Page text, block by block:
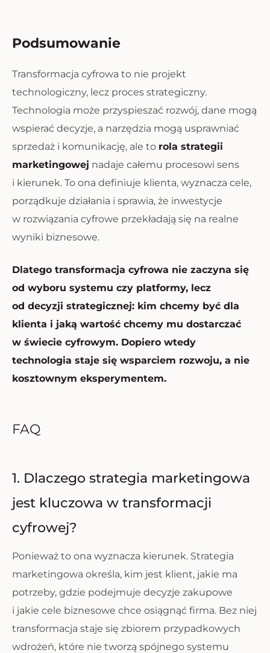
Podsumowanie
Transformacja cyfrowa to nie projekt
technologiczny, lecz proces strategiczny.
Technologia może przyspieszać rozwój, dane mogą
wspierać decyzje, a narzędzia mogą usprawniać
sprzedaż i komunikację, ale to rola strategii
marketingowej nadaje całemu procesowi sens
i kierunek. To ona definiuje klienta, wyznacza cele,
porządkuje działania i sprawia, że inwestycje
w rozwiązania cyfrowe przekładają się na realne
wyniki biznesowe.
Dlatego transformacja cyfrowa nie zaczyna się
od wyboru systemu czy platformy, lecz
od decyzji strategicznej: kim chcemy być dla
klienta i jaką wartość chcemy mu dostarczać
w świecie cyfrowym. Dopiero wtedy
technologia staje się wsparciem rozwoju, a nie
kosztownym eksperymentem.
FAQ
1. Dlaczego strategia marketingowa
jest kluczowa w transformacji
cyfrowej?
Ponieważ to ona wyznacza kierunek. Strategia
marketingowa określa, kim jest klient, jakie ma
potrzeby, gdzie podejmuje decyzje zakupowe
i jakie cele biznesowe chce osiągnąć firma. Bez niej
transformacja staje się zbiorem przypadkowych
wdrożeń, które nie tworzą spójnego systemu